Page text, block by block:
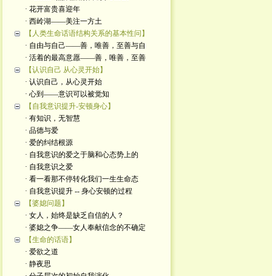
· 花开富贵喜迎年
· 西岭湖——美注一方土
【人类生命话语结构关系的基本性问】
· 自由与自己——善，唯善，至善与自
· 活着的最高意愿——善，唯善，至善
【认识自己 从心灵开始】
· 认识自己，从心灵开始
· 心到——意识可以被觉知
【自我意识提升-安顿身心】
· 有知识，无智慧
· 品德与爱
· 爱的纠结根源
· 自我意识的爱之于脑和心态势上的
· 自我意识之爱
· 看一看那不停转化我们一生生命态
· 自我意识提升 -- 身心安顿的过程
【婆媳问题】
· 女人，始终是缺乏自信的人？
· 婆媳之争——女人奉献信念的不确定
【生命的话语】
· 爱欲之道
· 静夜思